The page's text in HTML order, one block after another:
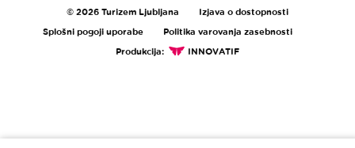
© 2026 Turizem Ljubljana
Izjava o dostopnosti
Splošni pogoji uporabe
Politika varovanja zasebnosti
Produkcija:
INNOVATIF